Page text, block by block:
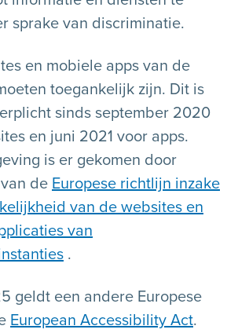
sprake van discriminatie.
en mobiele apps van de
toegankelijk zijn. Dit is
sinds september 2020
en juni 2021 voor apps.
is er gekomen door
de Europese richtlijn inzake
van de websites en
van
.
geldt een andere Europese
European Accessibility Act.